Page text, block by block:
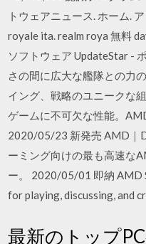
トウェアニュース. ホーム.
royale ita. realm roya 無料
ソフトウェア UpdateStar -
さの間に広大な艦隊との力
イング、戦略のユニークな
ゲームに不可欠な性能。
2020/05/23 新発売 AMD｜
ーミング向けの最も高速な
ー。 2020/05/01 即納 AMD
for playing, discussing, and
最新のトップ